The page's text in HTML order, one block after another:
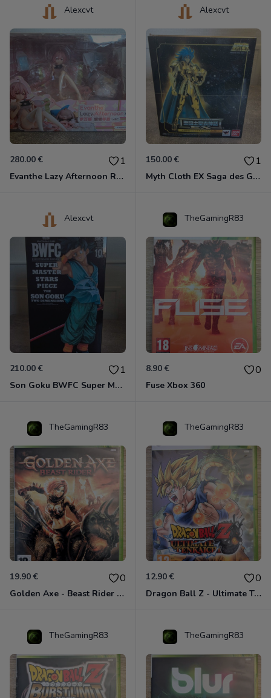
Alexcvt
280.00 € 1
Evanthe Lazy Afternoon Red Pride of Eden
Alexcvt
150.00 € 1
Myth Cloth EX Saga des Gémeaux
Alexcvt
210.00 € 1
Son Goku BWFC Super Master Stars
TheGamingR83
8.90 € 0
Fuse Xbox 360
TheGamingR83
19.90 € 0
Golden Axe - Beast Rider Xbox 360
TheGamingR83
12.90 € 0
Dragon Ball Z - Ultimate Tenkaichi Xbox 360
TheGamingR83 TheGamingR83